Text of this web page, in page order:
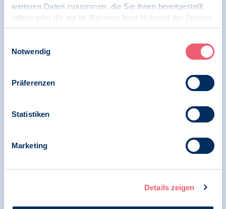
weiteren Daten zusammen, die Sie ihnen bereitgestellt
haben oder die sie im Rahmen Ihrer Nutzung der Dienste
gesammelt haben.
Notwendig
Präferenzen
Statistiken
Marketing
Details zeigen
alle Neuigkeiten
07.05.2026